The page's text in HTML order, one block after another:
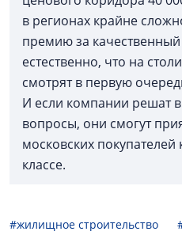
в регионах крайне
премию за
естественно, что на
смотрят в первую
И если компании решат
вопросы, они смогут
московских
классе.
#жилищное строительство